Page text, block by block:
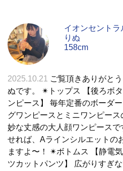
イオンセント
りぬ
158cm
2025.10.21
ご覧頂きありがと
ぬです。 ✴︎トップス 【後ろボ
ンピース】 毎年定番のボーダ
グワンピースとミニワンピー
妙な丈感の大人顔ワンピース
せれば、Aラインシルエットの
ますよ〜！ ✴︎ボトムス 【静電
ツカットパンツ】 広がりすぎ